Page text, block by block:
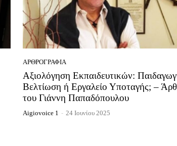
ΑΡΘΡΟΓΡΑΦΊΑ
Αξιολόγηση Εκπαιδευτικών:
Βελτίωση ή Εργαλείο Υποταγής; –
του Γιάννη Παπαδόπουλου
Aigiovoice 1 - 24 Ιουνίου 2025